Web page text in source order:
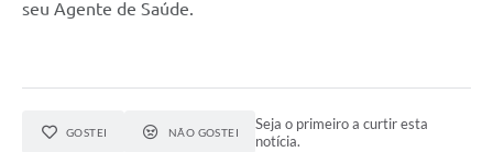
seu Agente de Saúde.
GOSTEI NÃO GOSTEI
Seja o primeiro a curtir esta
notícia.